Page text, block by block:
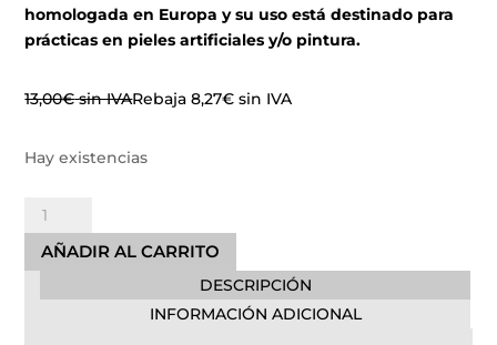
homologada en Europa y su uso está destinado para
prácticas en pieles artificiales y/o pintura.
13,00€ sin IVARebaja8,27€ sin IVA
Hay existencias
Baby
Skin
Tone
AÑADIR AL CARRITO
DESCRIPCIÓN
INFORMACIÓN ADICIONAL